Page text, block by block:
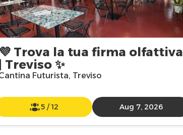
💜 Trova la tua firma olfattiva
| Treviso ✨
Futurista, Treviso
5/12 Aug 7, 2026